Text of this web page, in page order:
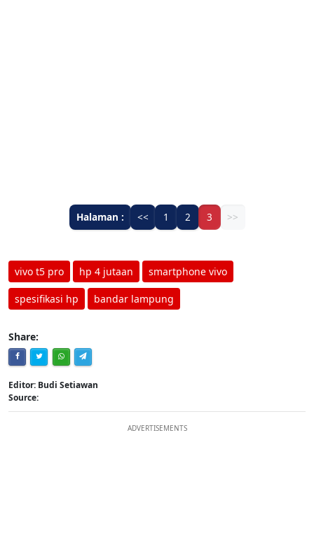
Halaman : << 1 2 3 >>
vivo t5 pro hp 4 jutaan smartphone vivo
spesifikasi hp bandar lampung
Share:
Editor: Budi Setiawan
Source:
ADVERTISEMENTS